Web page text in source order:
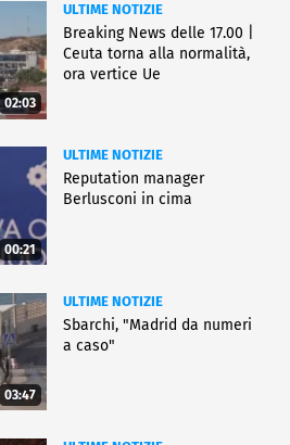
02:03
ULTIME NOTIZIE
Breaking News delle 17.00 |
Ceuta torna alla normalità,
ora vertice Ue
00:21
ULTIME NOTIZIE
Reputation manager
Berlusconi in cima
03:47
ULTIME NOTIZIE
Sbarchi, "Madrid da numeri
a caso"